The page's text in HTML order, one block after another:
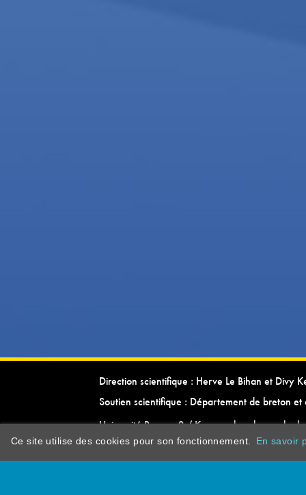
Direction scientifique : Herve Le Bihan et Divy
Soutien scientifique : Département de breton et
Université Rennes 2 / Kevrenn brezhoneg ha
Ce site utilise des cookies pour son fonctionnement. En savoir